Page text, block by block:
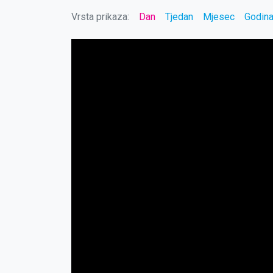
Vrsta prikaza: Dan Tjedan Mjesec Godina